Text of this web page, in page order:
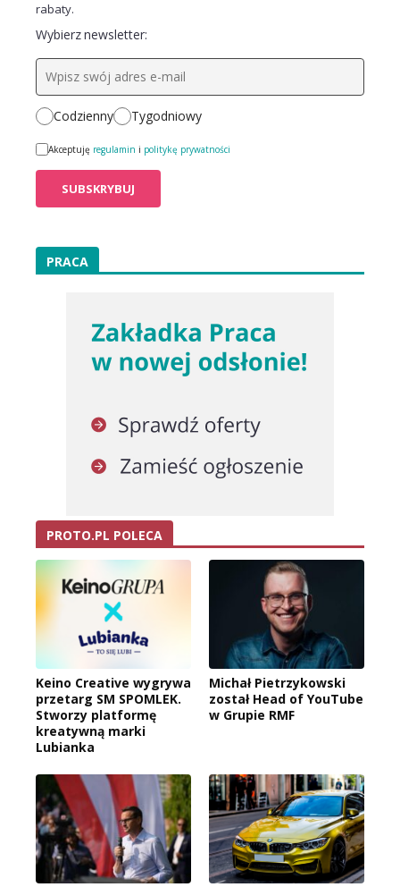
rabaty.
Wybierz newsletter:
Codzienny Tygodniowy
Akceptuję regulamin i politykę prywatności
PRACA
PROTO.PL POLECA
Keino Creative wygrywa
przetarg SM SPOMLEK.
Stworzy platformę
kreatywną marki
Lubianka
Michał Pietrzykowski
został Head of YouTube
w Grupie RMF